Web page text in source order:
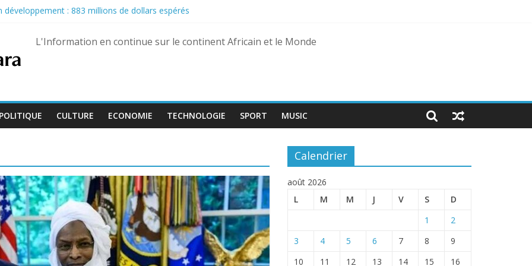
développement : 883 millions de dollars espérés
pour les militaires, une hausse historique jusqu’à 80 %
Bienvenu Lamah promu général de brigade
13 août dans trois États différents
L'Information en continue sur le continent Africain et le Monde
POLITIQUE CULTURE ECONOMIE TECHNOLOGIE SPORT MUSIC
Calendrier
août 2026
L
M M J V S D
1
2
3
4 5 6 7 8
9
10
11 12 13 14 15
16